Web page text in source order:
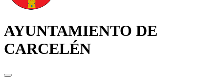
AYUNTAMIENTO DE
CARCELÉN